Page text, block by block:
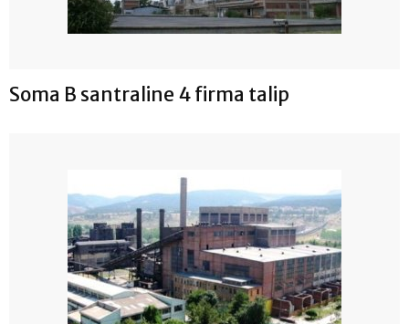
Soma B santraline 4 firma talip